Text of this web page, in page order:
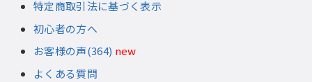
特定商取引法に基づく表示
初心者の方へ
お客様の声(364) new
よくある質問